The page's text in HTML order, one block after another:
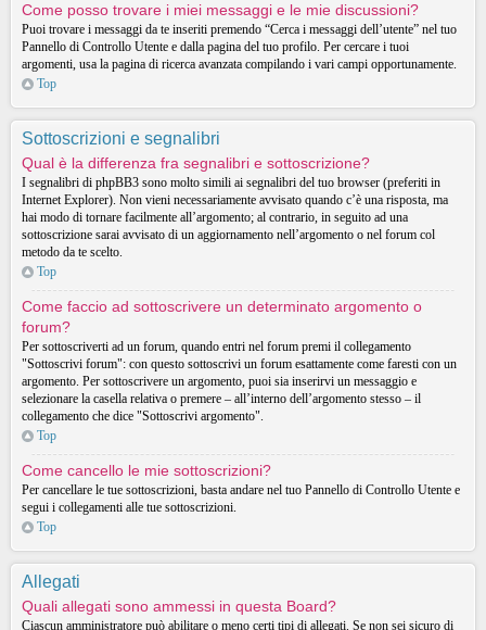
Come posso trovare i miei messaggi e le mie discussioni?
Puoi trovare i messaggi da te inseriti premendo “Cerca i messaggi dell’utente” nel tuo
Pannello di Controllo Utente e dalla pagina del tuo profilo. Per cercare i tuoi
argomenti, usa la pagina di ricerca avanzata compilando i vari campi opportunamente.
Top
Sottoscrizioni e segnalibri
Qual è la differenza fra segnalibri e sottoscrizione?
I segnalibri di phpBB3 sono molto simili ai segnalibri del tuo browser (preferiti in
Internet Explorer). Non vieni necessariamente avvisato quando c’è una risposta, ma
hai modo di tornare facilmente all’argomento; al contrario, in seguito ad una
sottoscrizione sarai avvisato di un aggiornamento nell’argomento o nel forum col
metodo da te scelto.
Top
Come faccio ad sottoscrivere un determinato argomento o
forum?
Per sottoscriverti ad un forum, quando entri nel forum premi il collegamento
"Sottoscrivi forum": con questo sottoscrivi un forum esattamente come faresti con un
argomento. Per sottoscrivere un argomento, puoi sia inserirvi un messaggio e
selezionare la casella relativa o premere – all’interno dell’argomento stesso – il
collegamento che dice "Sottoscrivi argomento".
Top
Come cancello le mie sottoscrizioni?
Per cancellare le tue sottoscrizioni, basta andare nel tuo Pannello di Controllo Utente e
segui i collegamenti alle tue sottoscrizioni.
Top
Allegati
Quali allegati sono ammessi in questa Board?
Ciascun amministratore può abilitare o meno certi tipi di allegati. Se non sei sicuro di